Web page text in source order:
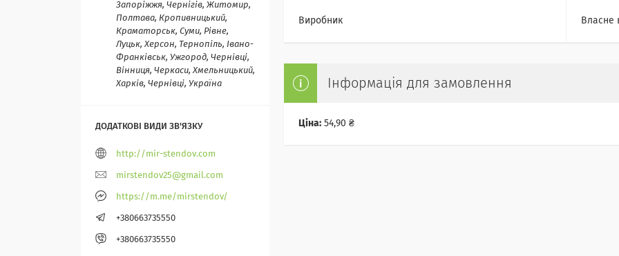
Виробник Власне
Інформація для замовлення
Ціна: 54,90 ₴
Запоріжжя, Чернігів, Житомир,
Полтава, Кропивницький,
Краматорськ, Суми, Рівне,
Луцьк, Херсон, Тернопіль, Івано-
Франківськ, Ужгород, Чернівці,
Вінниця, Черкаси, Хмельницький,
Харків, Чернівці, Україна
http://mir-stendov.com
mirstendov25@gmail.com
https://m.me/mirstendov/
+380663735550
+380663735550